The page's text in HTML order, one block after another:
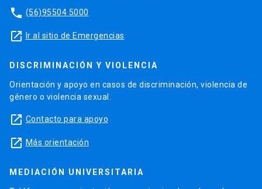
phone (56)95504 5000
launch Ir al sitio de Emergencias
DISCRIMINACIÓN Y VIOLENCIA
Orientación y apoyo en casos de discriminación, violencia de
género o violencia sexual.
launch Contacto para apoyo
launch Más orientación
MEDIACIÓN UNIVERSITARIA